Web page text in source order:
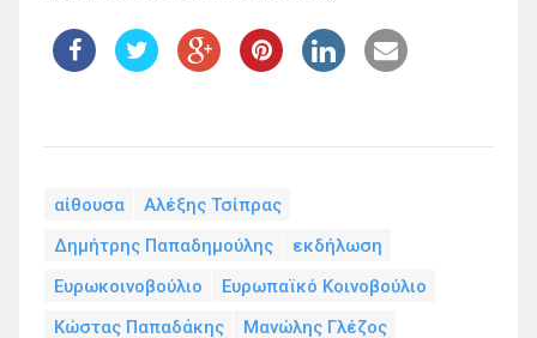
αίθουσα
Αλέξης Τσίπρας
Δημήτρης Παπαδημούλης
εκδήλωση
Ευρωκοινοβούλιο
Ευρωπαϊκό Κοινοβούλιο
Κώστας Παπαδάκης
Μανώλης Γλέζος